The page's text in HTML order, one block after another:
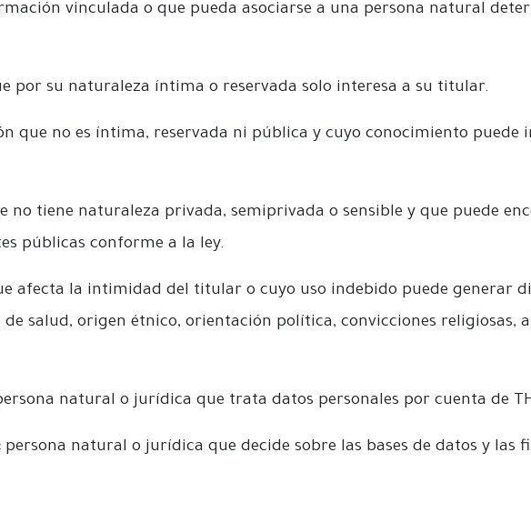
vinculada o que pueda asociarse a una persona natural
por su naturaleza íntima o reservada solo interesa a su titular.
que no es íntima, reservada ni pública y cuyo conocimiento puede
no tiene naturaleza privada, semiprivada o sensible y que puede
públicas conforme a la ley.
afecta la intimidad del titular o cuyo uso indebido puede generar
salud, origen étnico, orientación política, convicciones religiosas,
natural o jurídica que trata datos personales por cuenta de
persona natural o jurídica que decide sobre las bases de datos y las